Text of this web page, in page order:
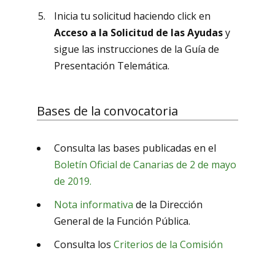
Inicia tu solicitud haciendo click en
Acceso a la Solicitud de las Ayudasy
sigue las instrucciones de la Guía de
Presentación Telemática.
Bases de la convocatoria
Consulta las bases publicadas en el
Boletín Oficial de Canarias de 2 de mayo
de 2019.
Nota informativa de la Dirección
General de la Función Pública.
Consulta losCriterios de la Comisión